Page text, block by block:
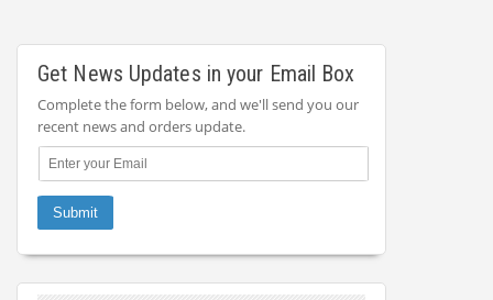
Get News Updates in your Email Box
Complete the form below, and we'll send you our
recent news and orders update.